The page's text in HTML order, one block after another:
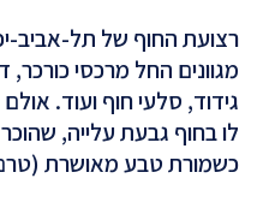
רצועת החוף של תל-אביב-
מגוונים החל מרכסי כורכר,
גידוד, סלעי חוף ועוד.
לו בחוף גבעת עלייה,
כשמורת טבע מאושרת